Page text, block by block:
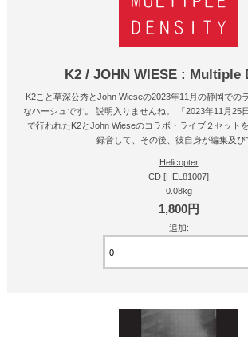
K2 / JOHN WIESE : Multiple
K2こと草深公秀とJohn Wieseの2023年11月の静岡での
なハーシュです。 説明入りませんね。 「2023年11月25
で行われたK2とJohn Wieseのコラボ・ライブ２セット
録音して、その後、彼自身が編集及び
Helicopter
CD [HEL81007]
0.08kg
1,800円
追加: